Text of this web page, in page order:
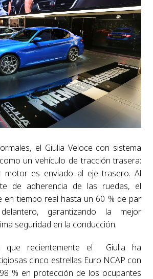
el Giulia Veloce con sistema
un vehículo de tracción trasera:
motor es enviado al eje trasero. Al
de adherencia de las ruedas, el
en tiempo real hasta un 60 % de par
garantizando la mejor
seguridad en la conducción.
que recientemente el Giulia ha
cinco estrellas Euro NCAP con
% en protección de los ocupantes